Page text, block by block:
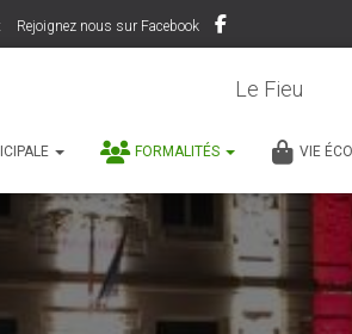
Rejoignez nous sur Facebook
Le Fieu
FORMALITÉS VIE